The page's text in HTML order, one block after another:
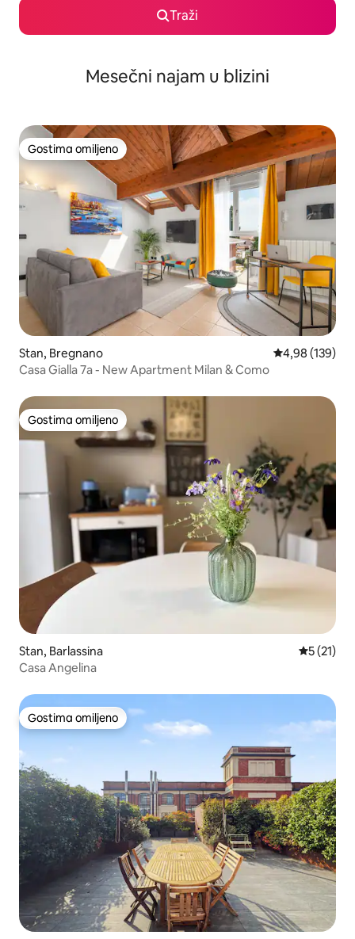
Traži
Mesečni najam u blizini
Gostima omiljeno
Gostima omiljeno
Stan, Bregnano Prosečna
4,98 (139)
Casa Gialla 7a - New Apartment Milan & Como
Gostima omiljeno
Gostima omiljeno
Stan, Barlassina Prosečna
5 (21)
Casa Angelina
Gostima omiljeno
Gostima omiljeno